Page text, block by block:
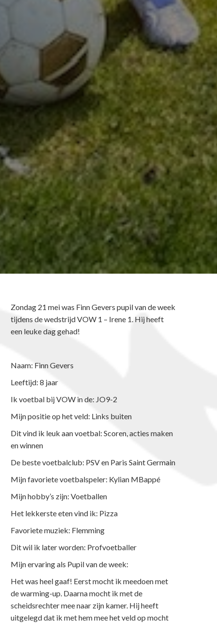
Zondag 21 mei was Finn Gevers pupil van de week
tijdens de wedstrijd VOW 1 – Irene 1. Hij heeft
een leuke dag gehad!
Naam: Finn Gevers
Leeftijd: 8 jaar
Ik voetbal bij VOW in de: JO9-2
Mijn positie op het veld: Links buiten
Dit vind ik leuk aan voetbal: Scoren, acties maken
en winnen
De beste voetbalclub: PSV en Paris Saint Germain
Mijn favoriete voetbalspeler: Kylian MBappé
Mijn hobby’s zijn: Voetballen
Het lekkerste eten vind ik: Pizza
Favoriete muziek: Flemming
Dit wil ik later worden: Profvoetballer
Mijn ervaring als Pupil van de week:
Het was heel gaaf! Eerst mocht ik meedoen met
de warming-up. Daarna mocht ik met de
scheidsrechter mee naar zijn kamer. Hij heeft
uitgelegd dat ik met hem mee het veld op mocht